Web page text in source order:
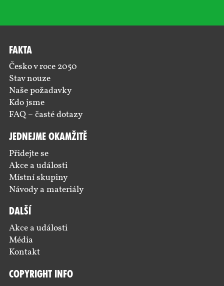
Fakta
Česko v roce 2050
Stav nouze
Naše požadavky
Kdo jsme
FAQ – časté dotazy
Jednejme okamžitě
Přidejte se
Akce a události
Místní skupiny
Návody a materiály
Další
Akce a události
Média
Kontakt
Copyright Info